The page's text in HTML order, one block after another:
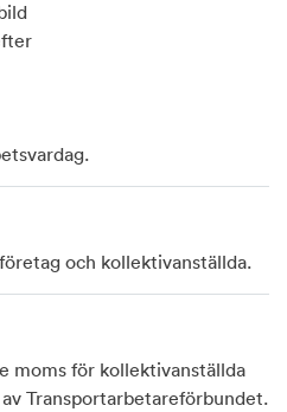
och kollektivanställda.
moms för kollektivanställda
Transportarbetareförbundet.